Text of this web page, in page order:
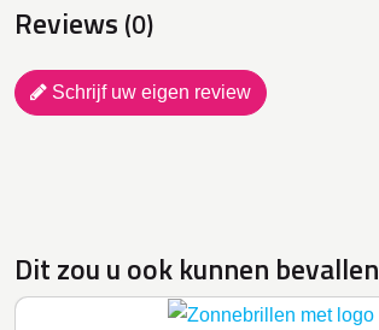
Reviews (0)
Schrijf uw eigen review
Dit zou u ook kunnen bevallen